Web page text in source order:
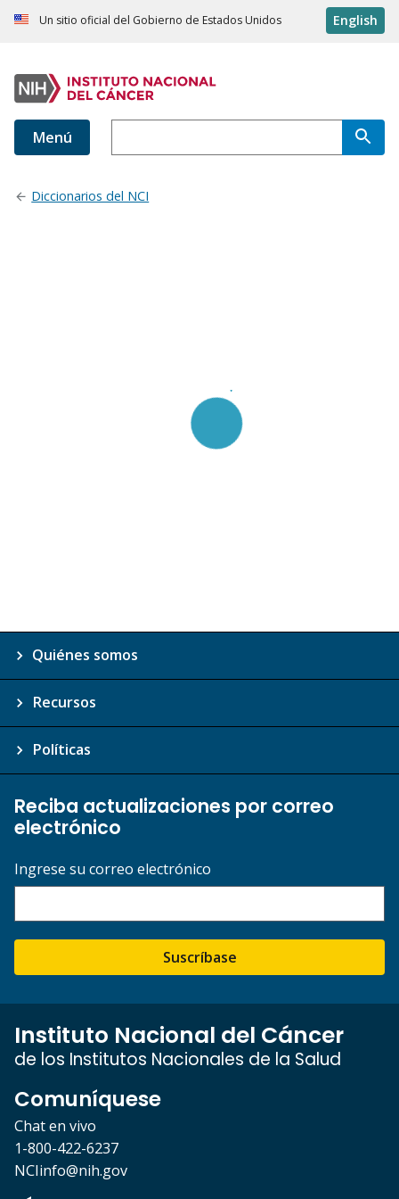
Un sitio oficial del Gobierno de Estados Unidos English
Menú
Diccionarios del NCI
Quiénes somos
Recursos
Políticas
Reciba actualizaciones por correo
electrónico
Ingrese su correo electrónico
Suscríbase
Instituto Nacional del Cáncer
de los Institutos Nacionales de la Salud
Comuníquese
Chat en vivo
1-800-422-6237
NCIinfo@nih.gov